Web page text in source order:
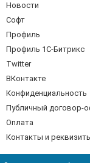
Новости
Софт
Профиль
Профиль 1С-Битрикс
Twitter
ВКонтакте
Конфиденциальность
Публичный договор-
Оплата
Контакты и